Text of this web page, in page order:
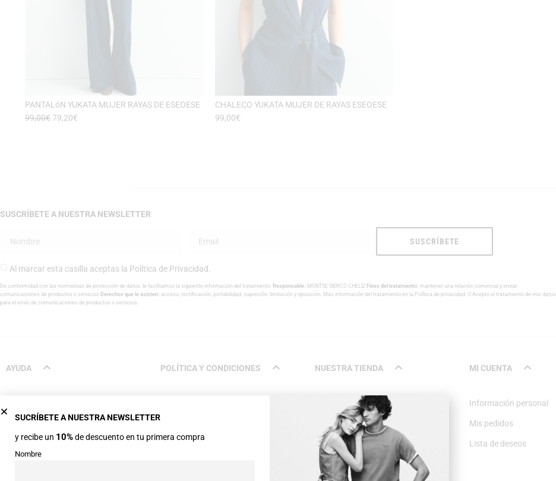
PANTALóN YUKATA MUJER RAYAS DE ESEOESE
99,00€79,20€
CHALECO YUKATA MUJER DE RAYAS ESEOESE
99,00€
SUSCRÍBETE A NUESTRA NEWSLETTER
Al marcar esta casilla aceptas la Política de Privacidad
De conformidad con las normativas de protección de datos, le facilitamos la siguiente información del tratamiento: Responsable: MONTSE SIERCO CHELIZ Fines del tratamiento: mantener una relación comercial y enviar
comunicaciones de productos o servicios Derechos que le asisten: acceso, rectificación, portabilidad, supresión, limitación y oposición. Más información del tratamiento en la Política de privacidad . O Acepto el tratamiento de mis datos
para el envío de comunicaciones de productos o servicios.
SUSCRÍBETE
AYUDA
Métodos de pago
Envíos
POLÍTICA Y CONDICIONES
Política de privacidad
NUESTRA TIENDA
Contacto
MI CUENTA
Información personal
Mis pedidos
Lista de deseos
SUCRÍBETE A NUESTRA NEWSLETTER
y recibe un 10%de descuento en tu primera compra
Nombre